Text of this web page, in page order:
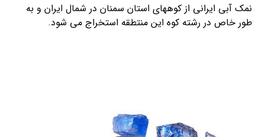
نمک آبی ایرانی از کوههای استان سمنان در شمال ایران و به
طور خاص در رشته کوه این منتطقه استخراج می شود.